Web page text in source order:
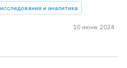
исследования и аналитика
10 июня 2024